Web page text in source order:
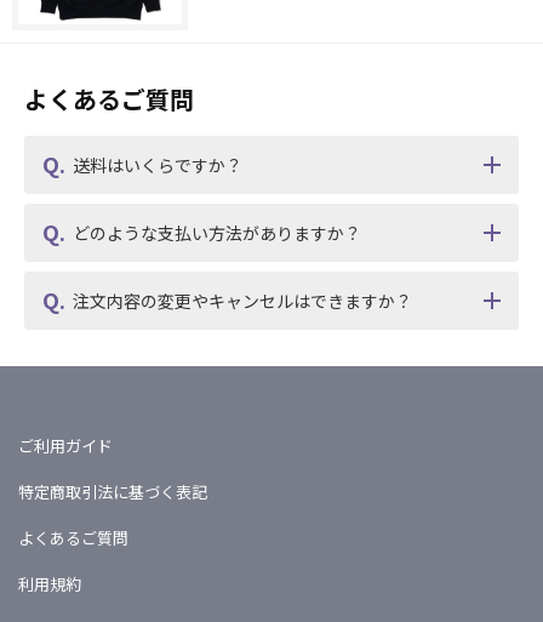
よくあるご質問
送料はいくらですか？
どのような支払い方法がありますか？
注文内容の変更やキャンセルはできますか？
ご利用ガイド
特定商取引法に基づく表記
よくあるご質問
利用規約